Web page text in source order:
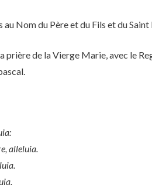
Nom du Père et du Fils et du Saint
prière de la Vierge Marie, avec le
alleluia.